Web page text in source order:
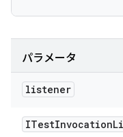
パラメータ
listener
ITestInvocation